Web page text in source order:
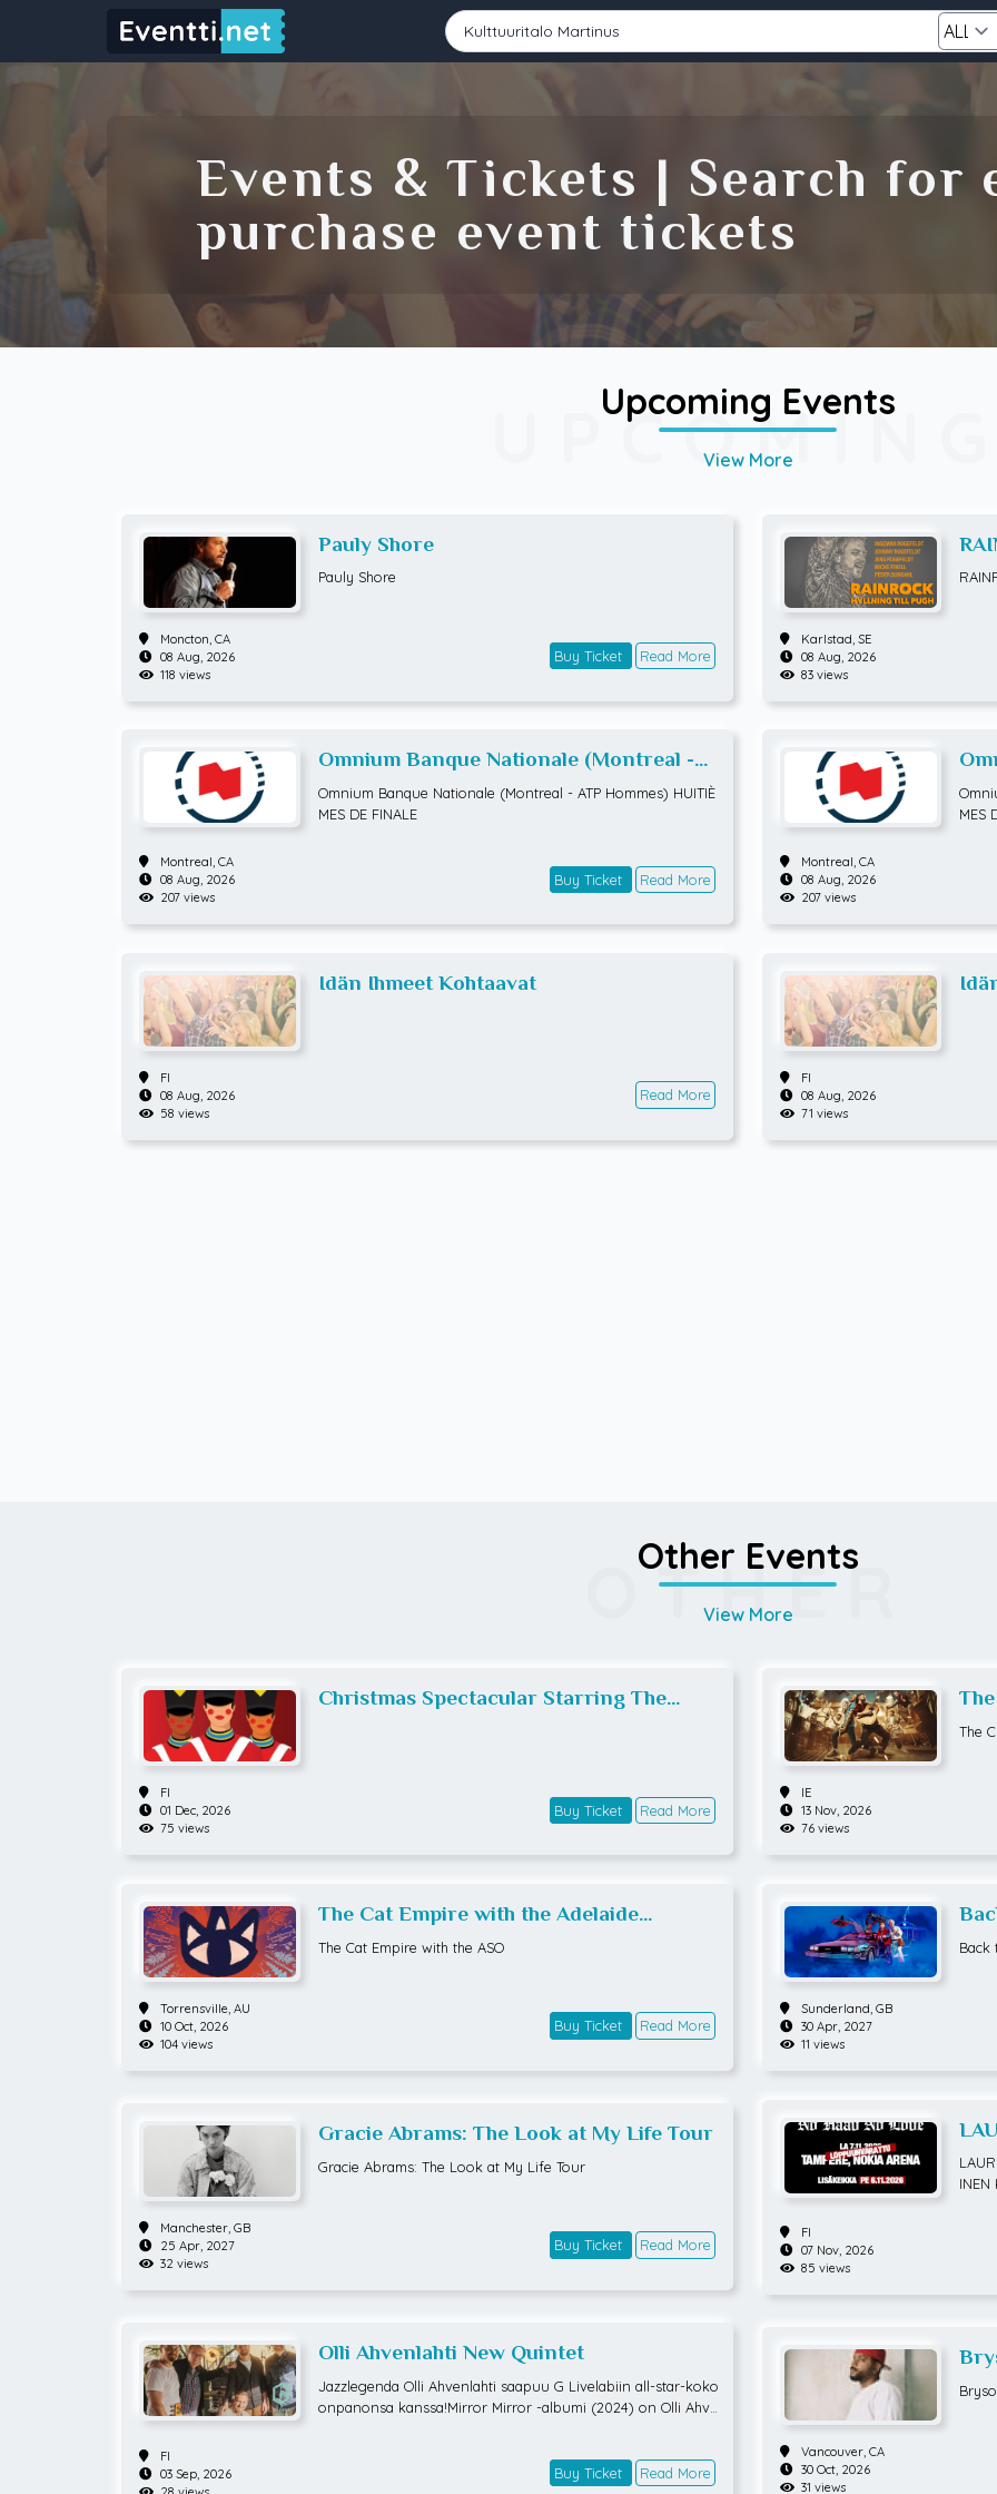
Starting Date
Search
Events & Tickets | Search for
purchase event tickets
UPCOMING
Upcoming Events
View More
Pauly Shore
Pauly Shore
Moncton, CA
08 Aug, 2026
118 views
Buy Ticket Read More
Karlstad, SE
08 Aug, 2026
83 views
Omnium Banque Nationale (Montreal -
ATP Hommes) HUITIÈMES DE FINALE
Omnium Banque Nationale (Montreal - ATP Hommes) HUITIÈ
MES DE FINALE
Montreal, CA
08 Aug, 2026
207 views
Buy Ticket Read More
MES
Montreal, CA
08 Aug, 2026
207 views
Idän Ihmeet Kohtaavat
FI
08 Aug, 2026
58 views
Read More
FI
08 Aug, 2026
71 views
OTHER
Other Events
View More
Christmas Spectacular Starring The
FI
01 Dec, 2026
75 views
Buy Ticket Read More
The
IE
13 Nov, 2026
76 views
The Cat Empire with the Adelaide
Symphony Orchestra
The Cat Empire with the ASO
Torrensville, AU
10 Oct, 2026
104 views
Buy Ticket Read More
Back
Sunderland, GB
30 Apr, 2027
11 views
Gracie Abrams: The Look at My Life Tour
Gracie Abrams: The Look at My Life Tour
Manchester, GB
25 Apr, 2027
32 views
Buy Ticket Read More
INEN
ko
lle
FI
07 Nov, 2026
85 views
Olli Ahvenlahti New Quintet
Jazzlegenda Olli Ahvenlahti saapuu G Livelabiin all-star-koko
onpanonsa kanssa!Mirror Mirror -albumi (2024) on Olli Ahve
ng (We Jazz Records, 2017) jälkeen. Ahvenlahden yhtye esiin
FI
03 Sep, 2026
Buy Ticket Read More
Tour
Vancouver, CA
30 Oct, 2026
31 views